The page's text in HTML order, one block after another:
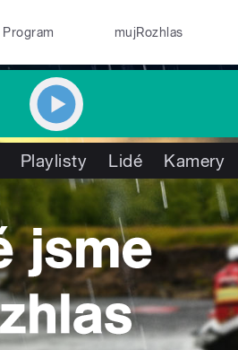
Program mujRozhlas
Playlisty Lidé Kamery